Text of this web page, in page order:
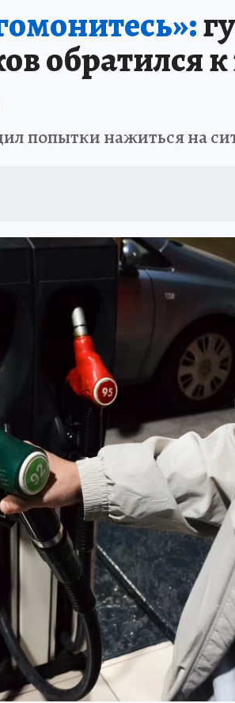
ПЕРВЫХ ТАКАЯ НАУКА КП В МАХ
В РОССИИ ЗАПОВЕДНАЯ РОССИЯ
БЕЛКИНА
обратился
попытки нажиться на